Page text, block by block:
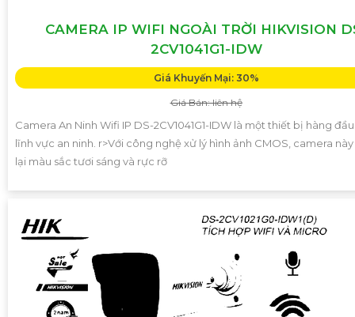
CAMERA IP WIFI NGOÀI TRỜI HIKVISION
2CV1041G1-IDW
Giá Khuyến Mại: 30%
Giá Bán: liên hệ
Camera An Ninh Wifi IP DS-2CV1041G1-IDW là một thiết bị hàng
lĩnh vực an ninh. r>Với công nghệ xử lý hình ảnh CMOS, camera
lại màu sắc tươi sáng và rực rỡ